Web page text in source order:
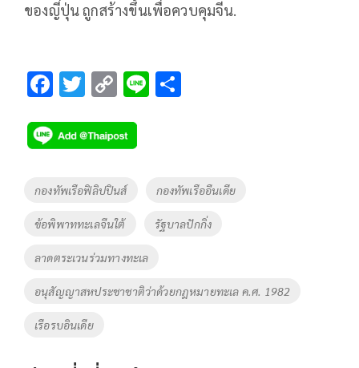
ของญี่ปุ่น ถูกสร้างขึ้นเพื่อควบคุมจีน.
F
e
b
o
o
k
T
tt
er
C
p
y
Li
n
k
Li
Tags
กองทัพเรือฟิลิปปินส์ กองทัพเรืออืนเดีย
ข้อพิพาททะเลจีนใต้ รัฐบาลปักกิ่ง
ลาดตระเวนร่วมทางทะเล
อนุสัญญาสหประชาชาติว่าด้วยกฎหมายทะเล ค.ศ. 1982
เรือรบอินเดีย